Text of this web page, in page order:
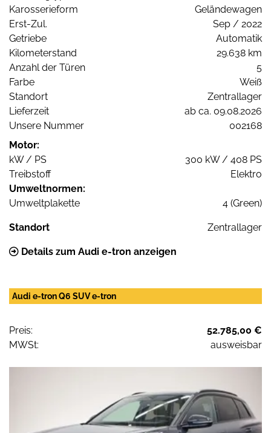
Karosserieform
Geländewagen
Erst-Zul.
Sep / 2022
Getriebe
Automatik
Kilometerstand
29.638 km
Anzahl der Türen
5
Farbe
Weiß
Standort
Zentrallager
Lieferzeit
ab ca. 09.08.2026
Unsere Nummer
002168
Motor:
kW / PS
300 kW / 408 PS
Treibstoff
Elektro
Umweltnormen:
Umweltplakette
4 (Green)
Standort Zentrallager
Details zum Audi e-tron anzeigen
Audi e-tron Q6 SUV e-tron
Preis:
52.785,00 €
MWSt:
ausweisbar